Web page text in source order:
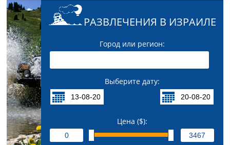
РАЗВЛЕЧЕНИЯ В ИЗРАИЛЕ
Город или регион:
Выберите дату:
Цена ($):